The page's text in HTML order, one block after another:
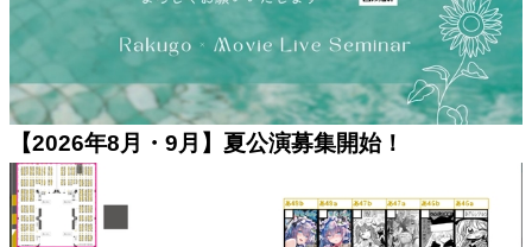
【2026年8月・9月】夏公演募集開始！